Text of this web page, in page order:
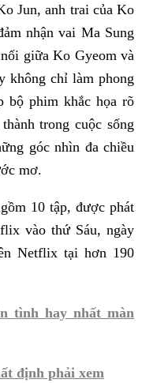
Jun, anh trai của Ko
nhận vai Ma Sung
giữa Ko Gyeom và
không chỉ làm phong
bộ phim khắc họa rõ
trong cuộc sống
góc nhìn đa chiều
mơ.
10 tập, được phát
vào thứ Sáu, ngày
Netflix tại hơn 190
tình hay nhất màn
định phải xem